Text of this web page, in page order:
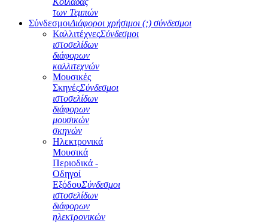
των Τεμπών
ΣύνδεσμοιΔιάφοροι χρήσιμοι (;) σύνδεσμοι
ΚαλλιτέχνεςΣύνδεσμοι
ιστοσελίδων
διάφορων
καλλιτεχνών
Μουσικές
ΣκηνέςΣύνδεσμοι
ιστοσελίδων
διάφορων
μουσικών
σκηνών
Ηλεκτρονικά
Μουσικά
Περιοδικά -
Οδηγοί
ΕξόδουΣύνδεσμοι
ιστοσελίδων
διάφορων
ηλεκτρονικών